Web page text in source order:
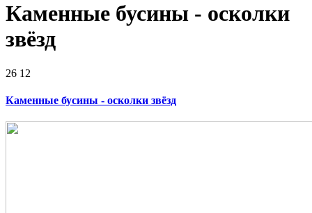
Каменные бусины - осколки
звёзд
26 12
Каменные бусины - осколки звёзд